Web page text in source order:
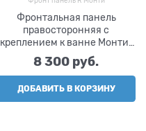
Фронтальная панель
правосторонняя с
креплением к ванне Монти ,
RADOMIR VANNESA
8 300 руб.
ДОБАВИТЬ В КОРЗИНУ